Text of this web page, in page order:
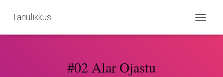
Tänulikkus
O
#02 Alar Ojastu